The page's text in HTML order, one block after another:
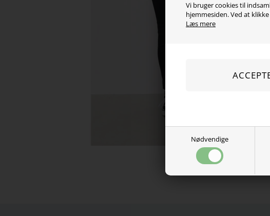
Vi bruger cookies til
hjemmesiden. Ved at
Læs mere
Nødvendige